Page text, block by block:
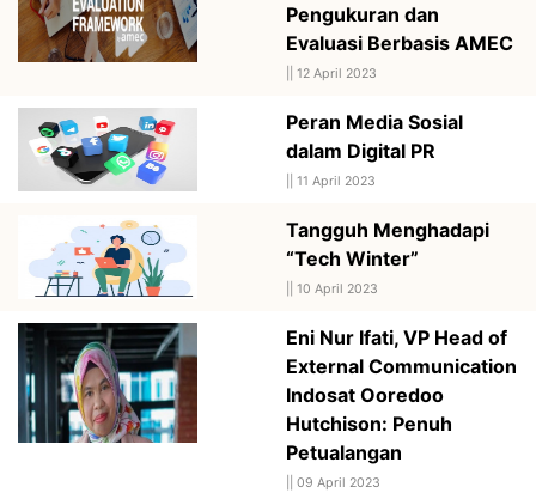
Pengukuran dan
Evaluasi Berbasis AMEC
12 April 2023
Peran Media Sosial
dalam Digital PR
11 April 2023
Tangguh Menghadapi
“Tech Winter”
10 April 2023
Eni Nur Ifati, VP Head of
External Communication
Indosat Ooredoo
Hutchison: Penuh
Petualangan
09 April 2023